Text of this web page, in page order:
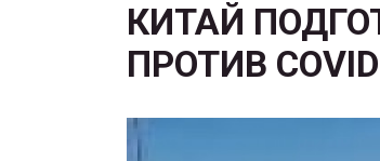
КИТАЙ
ПРОТИВ